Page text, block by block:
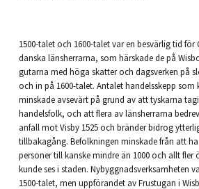
1500-talet och 1600-talet var en besvärlig tid
danska länsherrarna, som härskade de på
gutarna med höga skatter och dagsverken på
och in på 1600-talet. Antalet handelsskepp
minskade avsevärt på grund av att tyskarna
handelsfolk, och att flera av länsherrarna
anfall mot Visby 1525 och bränder bidrog
tillbakagång. Befolkningen minskade från att
personer till kanske mindre än 1000 och allt fler
kunde ses i staden. Nybyggnadsverksamheten
1500-talet, men uppförandet av Frustugan i